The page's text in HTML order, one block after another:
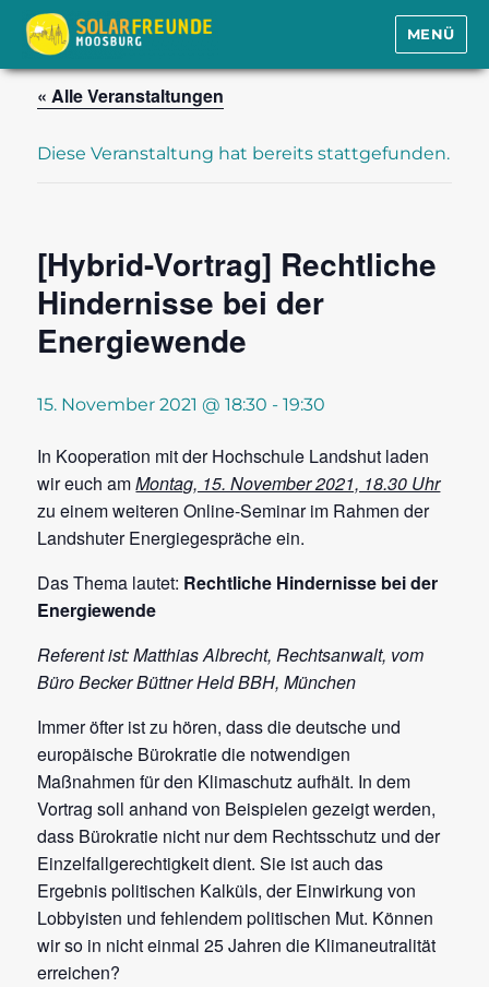
Solarfreunde Moosburg e.V.
MENÜ
« Alle Veranstaltungen
Diese Veranstaltung hat bereits stattgefunden.
[Hybrid-Vortrag] Rechtliche
Hindernisse bei der
Energiewende
15. November 2021 @ 18:30 -19:30
In Kooperation mit der Hochschule Landshut laden
wir euch amMontag, 15. November 2021, 18.30 Uhr
zu einem weiteren Online-Seminar im Rahmen der
Landshuter Energiegespräche ein.
Das Thema lautet: Rechtliche Hindernisse bei der
Energiewende
Referent ist: Matthias Albrecht, Rechtsanwalt, vom
Büro Becker Büttner Held BBH, München
Immer öfter ist zu hören, dass die deutsche und
europäische Bürokratie die notwendigen
Maßnahmen für den Klimaschutz aufhält. In dem
Vortrag soll anhand von Beispielen gezeigt werden,
dass Bürokratie nicht nur dem Rechtsschutz und der
Einzelfallgerechtigkeit dient. Sie ist auch das
Ergebnis politischen Kalküls, der Einwirkung von
Lobbyisten und fehlendem politischen Mut. Können
wir so in nicht einmal 25 Jahren die Klimaneutralität
erreichen?